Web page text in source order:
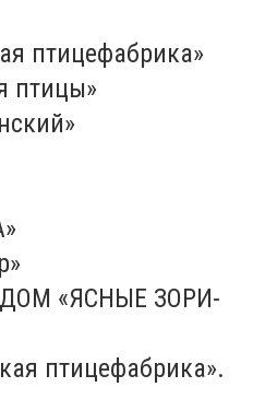
птицефабрика»
птицы»
«ЯСНЫЕ ЗОРИ-
птицефабрика».